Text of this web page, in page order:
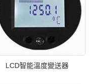
LCD智能溫度變送器